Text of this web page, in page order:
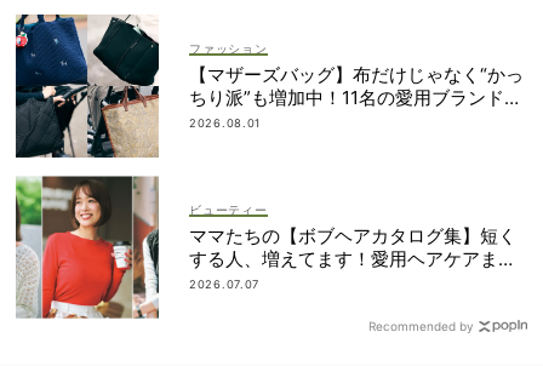
ファッション
【マザーズバッグ】布だけじゃなく“かっ
ちり派”も増加中！11名の愛用ブランド
は？
2026.08.01
ビューティー
ママたちの【ボブヘアカタログ集】短く
する人、増えてます！愛用ヘアケアまで
全部見せ
2026.07.07
Recommended by